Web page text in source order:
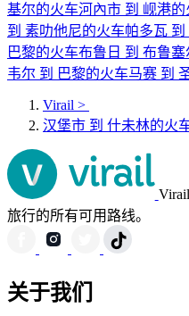
基尔的火车河內市 到 岘港的
到 素叻他尼的火车帕多瓦
巴黎的火车布鲁日 到 布鲁塞
韦尔 到 巴黎的火车马赛 到
Virail >
汉堡市 到 什未林的火
旅行的所有可用路线。
关于我们